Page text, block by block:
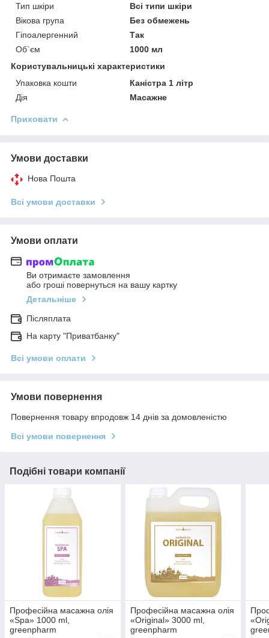
Тип шкіри
Всі типи шкіри
Вікова група
Без обмежень
Гіпоалергенний
Так
Об`єм
1000 мл
Користувальницькі характеристики
Упаковка кошти
Каністра 1 літр
Дія
Масажне
Приховати
Умови доставки
Нова Пошта
Всі умови доставки
Умови оплати
Ви отримаєте замовлення
або гроші повернуться на вашу картку
Детальніше
Післяплата
На карту "Приватбанку"
Всі умови оплати
Умови повернення
Повернення товару впродовж 14 днів за домовленістю
Всі умови повернення
Подібні товари компанії
Професійна масажна олія
«Spa» 1000 ml,
greenpharm
Професійна масажна олія
«Original» 3000 ml,
greenpharm